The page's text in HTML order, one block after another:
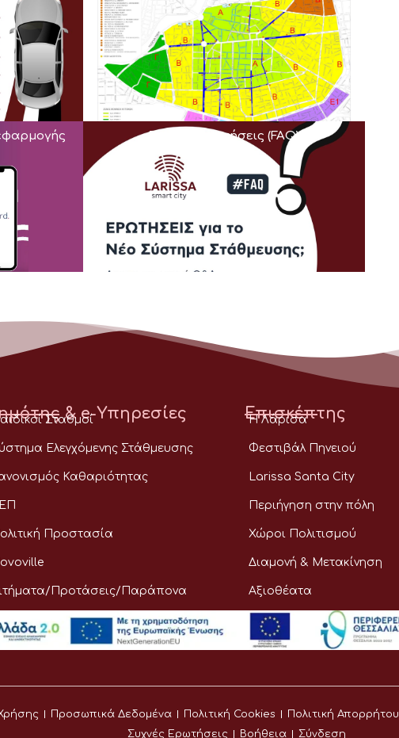
Συχνές Ερωτήσεις (FAQ)
& e-Υπηρεσίες
Σταθμοί
Ελεγχόμενης Στάθμευσης
Καθαριότητας
Προστασία
Προτάσεις/Παράπονα
Επισκέπτης
Η Λάρισα
Φεστιβάλ Πηνειού
Larissa Santa City
Περιήγηση στην πόλη
Χώροι Πολιτισμού
Διαμονή & Μετακίνηση
Αξιοθέατα
Προσωπικά Δεδομένα Πολιτική Cookies Πολιτική Απορρήτου
Συχνές Ερωτήσεις
Βοήθεια Σύνδεση